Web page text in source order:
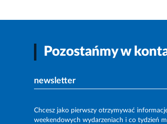
Pozostańmy w
newsletter
Chcesz jako pierwszy otrzymywać
weekendowych wydarzeniach i co tydzień